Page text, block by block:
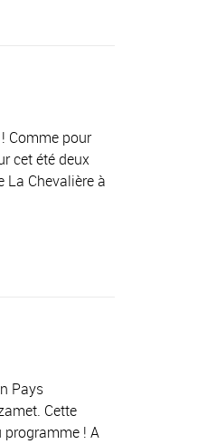
Comme pour
cet été deux
Chevalière à
Pays
Cette
programme ! A